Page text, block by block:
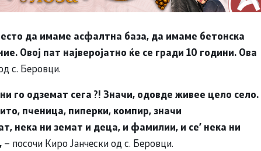
да имаме асфалтна база, да имаме бетонска
Овој пат најверојатно ќе се гради 10 години. Ова
с. Беровци.
го одземат сега ?! Значи, одовде живее цело село.
пченица, пиперки, компир, значи
нека ни земат и деца, и фамилии, и се’ нека ни
– посочи Киро Јанчески од с. Беровци.